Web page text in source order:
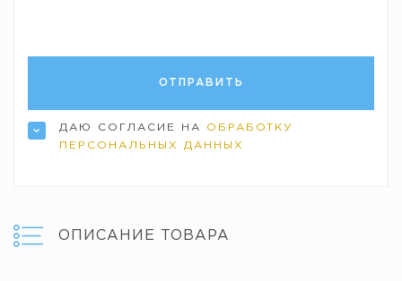
ДАЮ СОГЛАСИЕ НА ОБРАБОТКУ
ПЕРСОНАЛЬНЫХ ДАННЫХ
ОПИСАНИЕ ТОВАРА